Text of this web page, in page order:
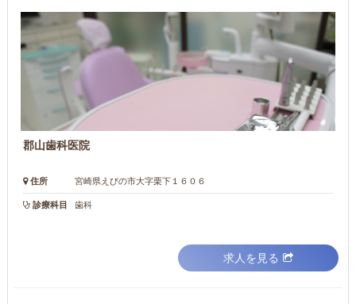
郡山歯科医院
住所 宮崎県えびの市大字栗下１６０６
診療科目 歯科
求人を見る